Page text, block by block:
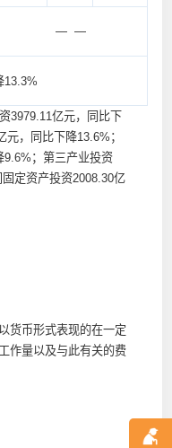
— —
13.3%
亿元，同比下
，同比下降13.6%；
9.6%；第三产业投资
定资产投资2008.30亿
币形式表现的在一定
作量以及与此有关的费